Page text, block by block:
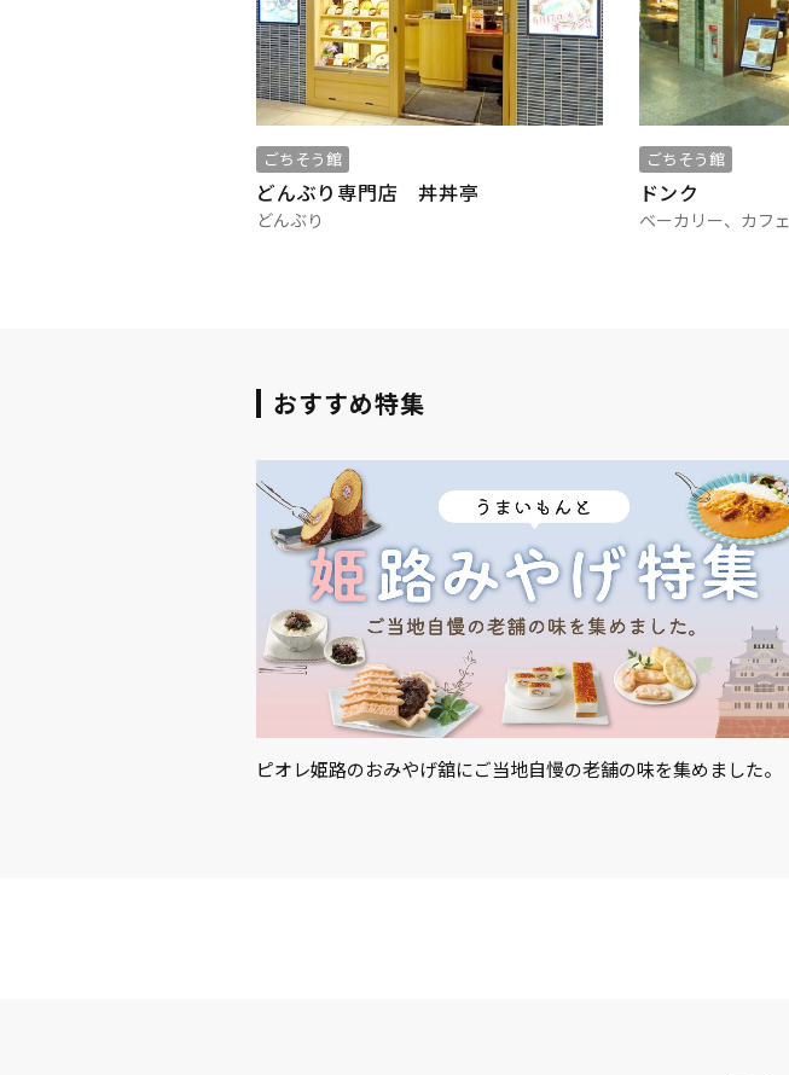
ごちそう館
どんぶり専門店 丼丼亭
どんぶり
ごちそう館
ドンク
ベーカリー、カフェ
おすすめ特集
ピオレ姫路のおみやげ舘にご当地自慢の老舗の味を集めました。